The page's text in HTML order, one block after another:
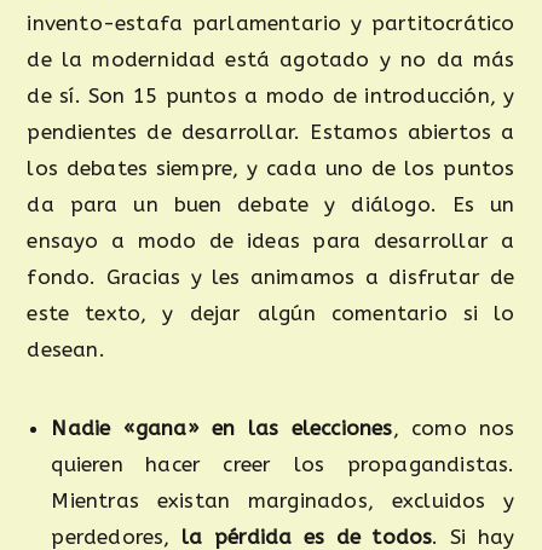
invento-estafa parlamentario y partitocrático
de la modernidad está agotado y no da más
de sí. Son 15 puntos a modo de introducción, y
pendientes de desarrollar. Estamos abiertos a
los debates siempre, y cada uno de los puntos
da para un buen debate y diálogo. Es un
ensayo a modo de ideas para desarrollar a
fondo. Gracias y les animamos a disfrutar de
este texto, y dejar algún comentario si lo
desean.
Nadie «gana» en las elecciones, como nos
quieren hacer creer los propagandistas.
Mientras existan marginados, excluidos y
perdedores, la pérdida es de todos. Si hay